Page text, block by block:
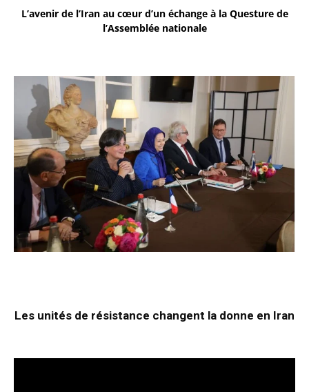
L’avenir de l’Iran au cœur d’un échange à la Questure de
l’Assemblée nationale
Les unités de résistance changent la donne en Iran